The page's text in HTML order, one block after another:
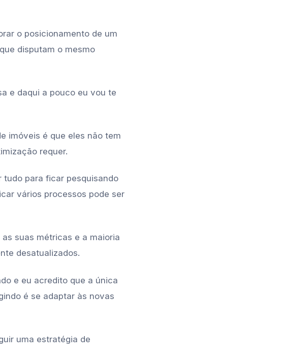
o posicionamento de um
disputam o mesmo
e daqui a pouco eu vou te
imóveis é que eles não tem
requer.
tudo para ficar pesquisando
vários processos pode ser
suas métricas e a maioria
desatualizados.
e eu acredito que a única
é se adaptar às novas
uma estratégia de